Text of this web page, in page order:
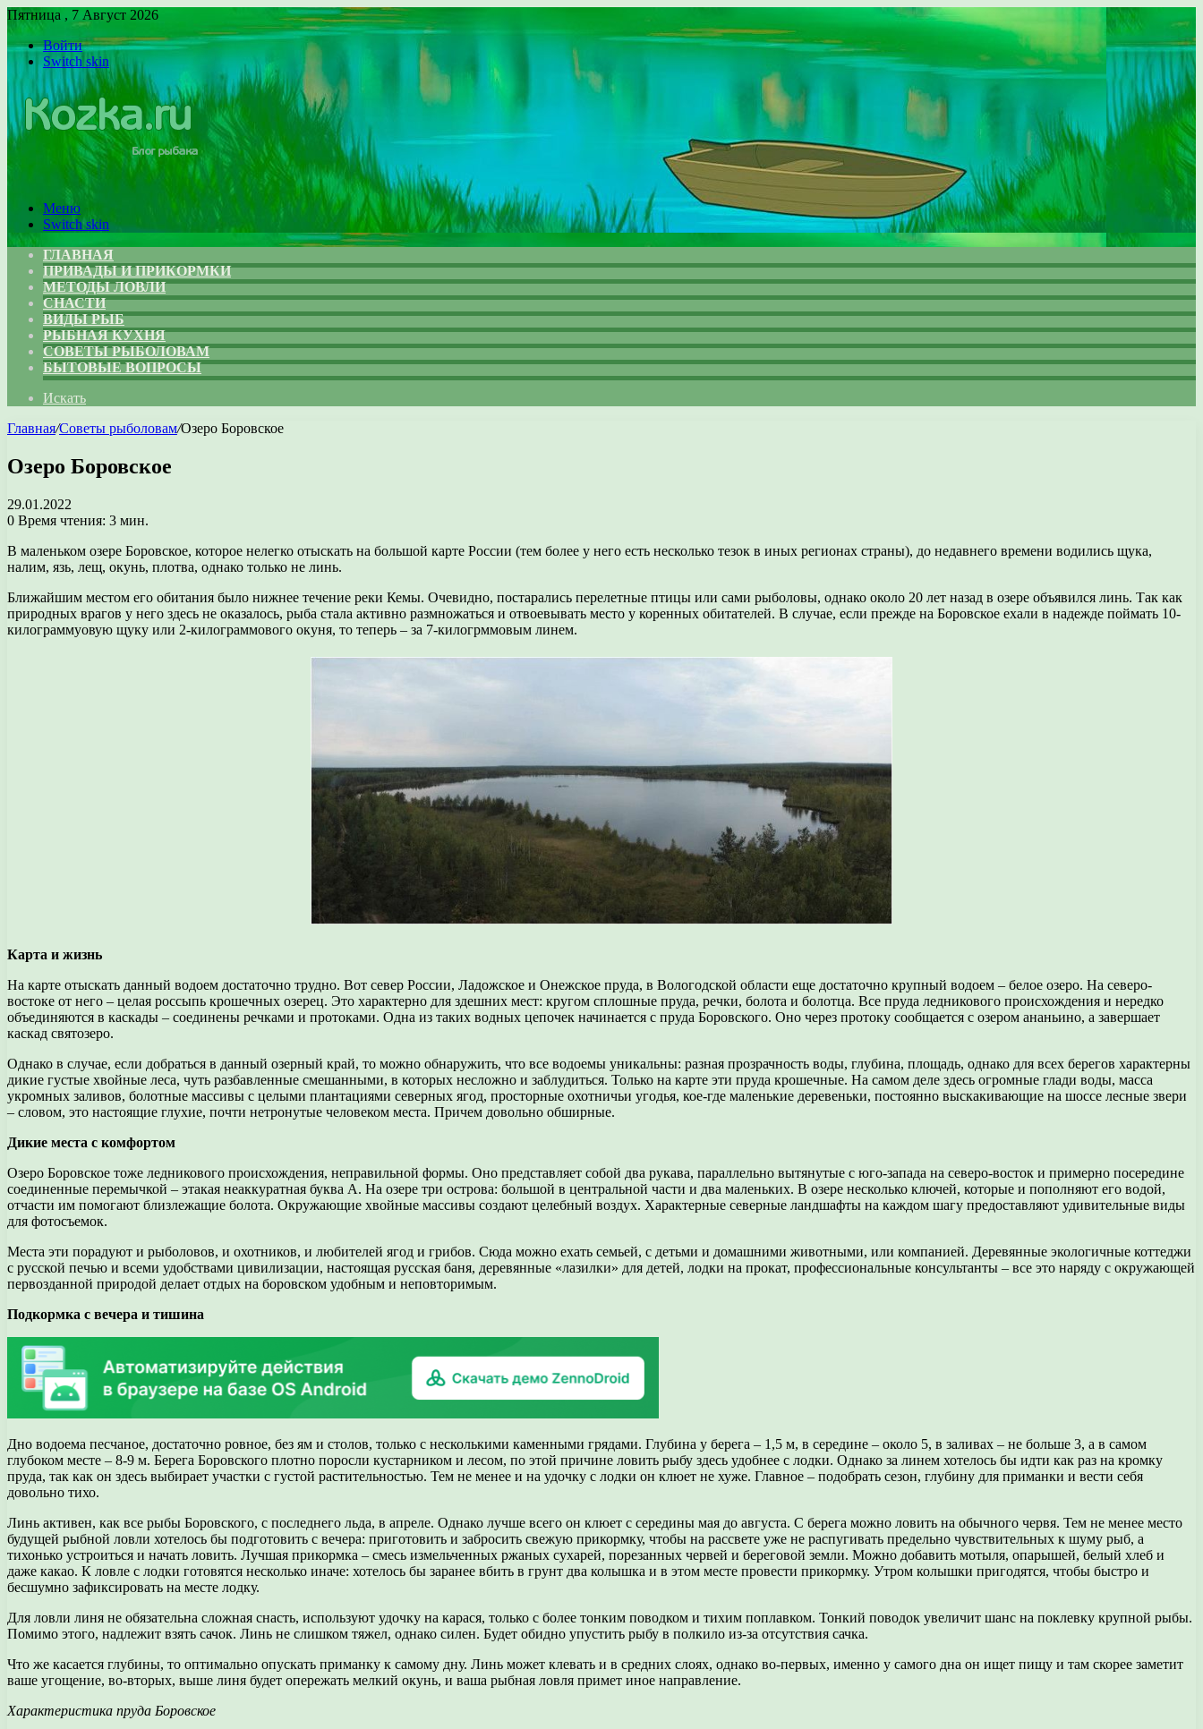
Пятница , 7 Август 2026
Войти
Switch skin
Меню
Switch skin
ГЛАВНАЯ
ПРИВАДЫ И ПРИКОРМКИ
МЕТОДЫ ЛОВЛИ
СНАСТИ
ВИДЫ РЫБ
РЫБНАЯ КУХНЯ
СОВЕТЫ РЫБОЛОВАМ
БЫТОВЫЕ ВОПРОСЫ
Искать
Главная/Советы рыболовам/Озеро Боровское
Озеро Боровское
29.01.2022
0 Время чтения: 3 мин.
В маленьком озере Боровское, которое нелегко отыскать на большой карте России (тем более у него есть несколько тезок в иных регионах страны), до недавнего времени водились щука,
налим, язь, лещ, окунь, плотва, однако только не линь.
Ближайшим местом его обитания было нижнее течение реки Кемы. Очевидно, постарались перелетные птицы или сами рыболовы, однако около 20 лет назад в озере объявился линь. Так как
природных врагов у него здесь не оказалось, рыба стала активно размножаться и отвоевывать место у коренных обитателей. В случае, если прежде на Боровское ехали в надежде поймать 10-
килограммуовую щуку или 2-килограммового окуня, то теперь – за 7-килогрммовым линем.
Карта и жизнь
На карте отыскать данный водоем достаточно трудно. Вот север России, Ладожское и Онежское пруда, в Вологодской области еще достаточно крупный водоем – белое озеро. На северо-
востоке от него – целая россыпь крошечных озерец. Это характерно для здешних мест: кругом сплошные пруда, речки, болота и болотца. Все пруда ледникового происхождения и нередко
объединяются в каскады – соединены речками и протоками. Одна из таких водных цепочек начинается с пруда Боровского. Оно через протоку сообщается с озером ананьино, а завершает
каскад святозеро.
Однако в случае, если добраться в данный озерный край, то можно обнаружить, что все водоемы уникальны: разная прозрачность воды, глубина, площадь, однако для всех берегов характерны
дикие густые хвойные леса, чуть разбавленные смешанными, в которых несложно и заблудиться. Только на карте эти пруда крошечные. На самом деле здесь огромные глади воды, масса
укромных заливов, болотные массивы с целыми плантациями северных ягод, просторные охотничьи угодья, кое-где маленькие деревеньки, постоянно выскакивающие на шоссе лесные звери
– словом, это настоящие глухие, почти нетронутые человеком места. Причем довольно обширные.
Дикие места с комфортом
Озеро Боровское тоже ледникового происхождения, неправильной формы. Оно представляет собой два рукава, параллельно вытянутые с юго-запада на северо-восток и примерно посередине
соединенные перемычкой – этакая неаккуратная буква А. На озере три острова: большой в центральной части и два маленьких. В озере несколько ключей, которые и пополняют его водой,
отчасти им помогают близлежащие болота. Окружающие хвойные массивы создают целебный воздух. Характерные северные ландшафты на каждом шагу предоставляют удивительные виды
для фотосъемок.
Места эти порадуют и рыболовов, и охотников, и любителей ягод и грибов. Сюда можно ехать семьей, с детьми и домашними животными, или компанией. Деревянные экологичные коттеджи
с русской печью и всеми удобствами цивилизации, настоящая русская баня, деревянные «лазилки» для детей, лодки на прокат, профессиональные консультанты – все это наряду с окружающей
первозданной природой делает отдых на боровском удобным и неповторимым.
Подкормка с вечера и тишина
Дно водоема песчаное, достаточно ровное, без ям и столов, только с несколькими каменными грядами. Глубина у берега – 1,5 м, в середине – около 5, в заливах – не больше 3, а в самом
глубоком месте – 8-9 м. Берега Боровского плотно поросли кустарником и лесом, по этой причине ловить рыбу здесь удобнее с лодки. Однако за линем хотелось бы идти как раз на кромку
пруда, так как он здесь выбирает участки с густой растительностью. Тем не менее и на удочку с лодки он клюет не хуже. Главное – подобрать сезон, глубину для приманки и вести себя
довольно тихо.
Линь активен, как все рыбы Боровского, с последнего льда, в апреле. Однако лучше всего он клюет с середины мая до августа. С берега можно ловить на обычного червя. Тем не менее место
будущей рыбной ловли хотелось бы подготовить с вечера: приготовить и забросить свежую прикормку, чтобы на рассвете уже не распугивать предельно чувствительных к шуму рыб, а
тихонько устроиться и начать ловить. Лучшая прикормка – смесь измельченных ржаных сухарей, порезанных червей и береговой земли. Можно добавить мотыля, опарышей, белый хлеб и
даже какао. К ловле с лодки готовятся несколько иначе: хотелось бы заранее вбить в грунт два колышка и в этом месте провести прикормку. Утром колышки пригодятся, чтобы быстро и
бесшумно зафиксировать на месте лодку.
Для ловли линя не обязательна сложная снасть, используют удочку на карася, только с более тонким поводком и тихим поплавком. Тонкий поводок увеличит шанс на поклевку крупной рыбы.
Помимо этого, надлежит взять сачок. Линь не слишком тяжел, однако силен. Будет обидно упустить рыбу в полкило из-за отсутствия сачка.
Что же касается глубины, то оптимально опускать приманку к самому дну. Линь может клевать и в средних слоях, однако во-первых, именно у самого дна он ищет пищу и там скорее заметит
ваше угощение, во-вторых, выше линя будет опережать мелкий окунь, и ваша рыбная ловля примет иное направление.
Характеристика пруда Боровское